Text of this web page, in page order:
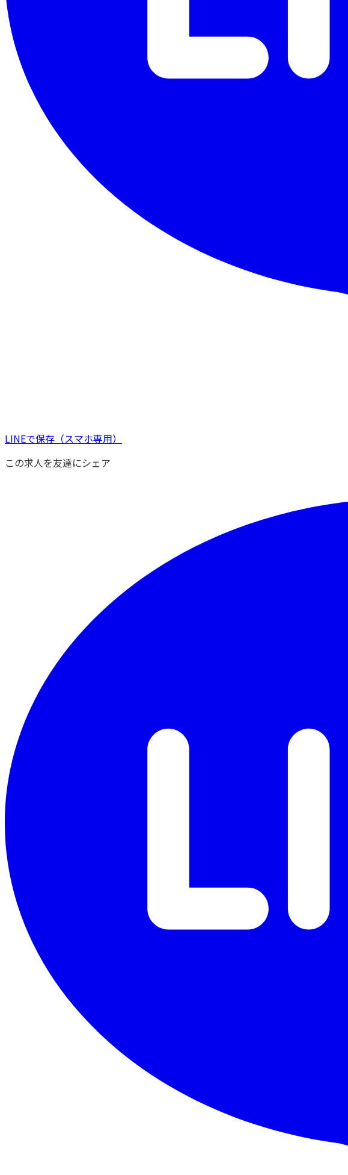
LINEで保存 （スマホ専用）
この求人を友達にシェア